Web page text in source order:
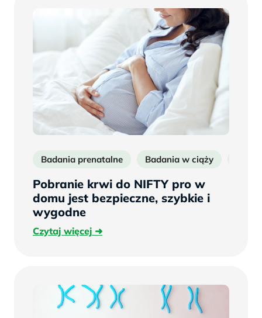
Badania prenatalne Badania w ciąży
Pobranie krwi do NIFTY pro w
domu jest bezpieczne, szybkie i
wygodne
Czytaj więcejCzytaj